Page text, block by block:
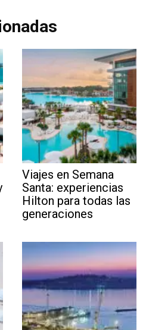
Viajes en Semana
Santa: experiencias
Hilton para todas las
generaciones